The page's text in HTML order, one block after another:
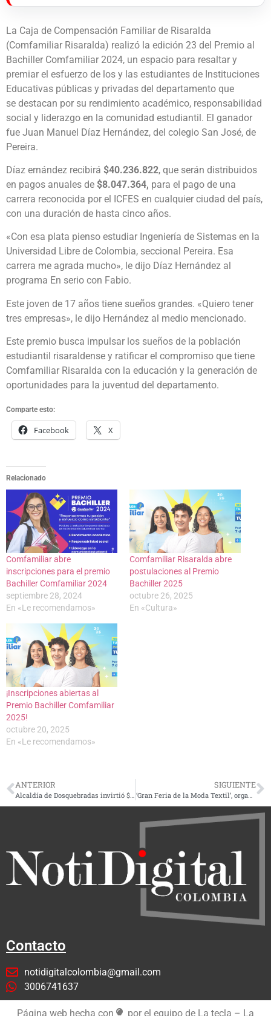
La Caja de Compensación Familiar de Risaralda
(Comfamiliar Risaralda) realizó la edición 23 del Premio al
Bachiller Comfamiliar 2024, un espacio para resaltar y
premiar el esfuerzo de los y las estudiantes de Instituciones
Educativas públicas y privadas del departamento que
se destacan por su rendimiento académico, responsabilidad
social y liderazgo en la comunidad estudiantil. El ganador
fue Juan Manuel Díaz Hernández, del colegio San José, de
Pereira.
Díaz ernández recibirá $40.236.822, que serán distribuidos
en pagos anuales de $8.047.364, para el pago de una
carrera reconocida por el ICFES en cualquier ciudad del país,
con una duración de hasta cinco años.
«Con esa plata pienso estudiar Ingeniería de Sistemas en la
Universidad Libre de Colombia, seccional Pereira. Esa
carrera me agrada mucho», le dijo Díaz Hernández al
programa En serio con Fabio.
Este joven de 17 años tiene sueños grandes. «Quiero tener
tres empresas», le dijo Hernández al medio mencionado.
Este premio busca impulsar los sueños de la población
estudiantil risaraldense y ratificar el compromiso que tiene
Comfamiliar Risaralda con la educación y la generación de
oportunidades para la juventud del departamento.
Comparte esto:
Facebook X
Relacionado
Comfamiliar abre
inscripciones para el premio
Bachiller Comfamiliar 2024
septiembre 28, 2024
En «Le recomendamos»
Comfamiliar Risaralda abre
postulaciones al Premio
Bachiller 2025
octubre 26, 2025
En «Cultura»
¡Inscripciones abiertas al
Premio Bachiller Comfamiliar
2025!
octubre 20, 2025
En «Le recomendamos»
ANTERIOR SIGUIENTE
‘Gran Feria de la Moda Textil’, organizada por la Alcaldía de Dosquebradas, reúne a 30 empresarios
Contacto
notidigitalcolombia@gmail.com
3006741637
Página web hecha con por el equipo de La tecla – La